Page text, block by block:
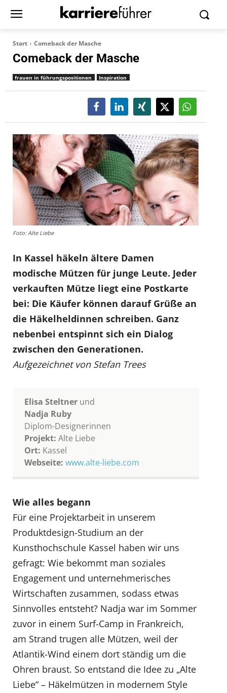
Start Comeback der Masche
Comeback der Masche
frauen in führungspositionen Inspiration
Foto: Alte Liebe
In Kassel häkeln ältere Damen
modische Mützen für junge Leute. Jeder
verkauften Mütze liegt eine Postkarte
bei: Die Käufer können darauf Grüße an
die Häkelheldinnen schreiben. Ganz
nebenbei entspinnt sich ein Dialog
zwischen den Generationen.
Aufgezeichnet von Stefan Trees
Elisa Steltner und
Nadja Ruby
Diplom-Designerinnen
Projekt: Alte Liebe
Ort: Kassel
Webseite: www.alte-liebe.com
Wie alles begann
Für eine Projektarbeit in unserem
Produktdesign-Studium an der
Kunsthochschule Kassel haben wir uns
gefragt: Wie bekommt man soziales
Engagement und unternehmerisches
Wirtschaften zusammen, sodass etwas
Sinnvolles entsteht? Nadja war im Sommer
zuvor in einem Surf-Camp in Frankreich,
am Strand trugen alle Mützen, weil der
Atlantik-Wind einem dort ständig um die
Ohren braust. So entstand die Idee zu „Alte
Liebe“ – Häkelmützen in modernem Style